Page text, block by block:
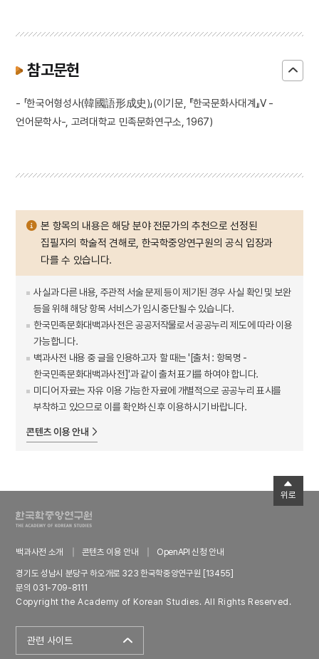
참고문헌
- 「한국어형성사(韓國語形成史)」(이기문, 『한국문화사대계』Ⅴ -
언어문학사-, 고려대학교 민족문화연구소, 1967)
본 항목의 내용은 해당 분야 전문가의 추천으로 선정된
집필자의 학술적 견해로, 한국학중앙연구원의 공식 입장과
다를 수 있습니다.
사실과 다른 내용, 주관적 서술 문제 등이 제기된 경우 사실 확인 및 보완
등을 위해 해당 항목 서비스가 임시 중단될 수 있습니다.
한국민족문화대백과사전은 공공저작물로서 공공누리 제도에 따라 이용
가능합니다.
백과사전 내용 중 글을 인용하고자 할 때는 '[출처 : 항목명 -
한국민족문화대백과사전]'과 같이 출처 표기를 하여야 합니다.
미디어 자료는 자유 이용 가능한 자료에 개별적으로 공공누리 표시를
부착하고 있으므로 이를 확인하신 후 이용하시기 바랍니다.
콘텐츠 이용 안내
백과사전 소개 콘텐츠 이용 안내
OpenAPI 신청 안내
경기도 성남시 분당구 하오개로 323 한국학중앙연구원 [13455]
문의 031-709-8111
Copyright the Academy of Korean Studies. All Rights Reserved.
관련 사이트
위로